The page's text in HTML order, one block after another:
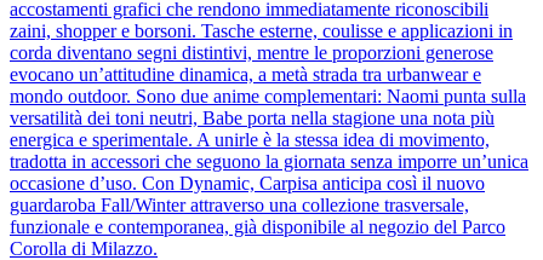
accostamenti grafici che rendono immediatamente riconoscibili
zaini, shopper e borsoni. Tasche esterne, coulisse e applicazioni in
corda diventano segni distintivi, mentre le proporzioni generose
evocano un’attitudine dinamica, a metà strada tra urbanwear e
mondo outdoor. Sono due anime complementari: Naomi punta sulla
versatilità dei toni neutri, Babe porta nella stagione una nota più
energica e sperimentale. A unirle è la stessa idea di movimento,
tradotta in accessori che seguono la giornata senza imporre un’unica
occasione d’uso. Con Dynamic, Carpisa anticipa così il nuovo
guardaroba Fall/Winter attraverso una collezione trasversale,
funzionale e contemporanea, già disponibile al negozio del Parco
Corolla di Milazzo.